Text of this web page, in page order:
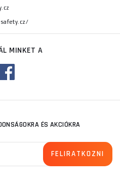
MINKET A
ÉS AKCIÓKRA